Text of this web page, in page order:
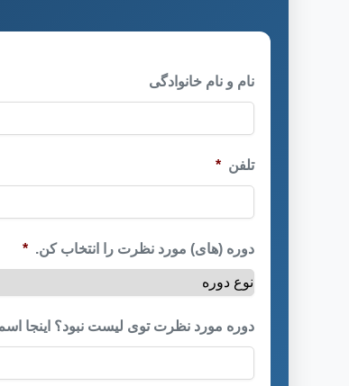
نام و نام خانوادگی
تلفن *
دوره (های) مورد نظرت را انتخاب کن. *
دوره مورد نظرت توی لیست نبود؟ اینجا